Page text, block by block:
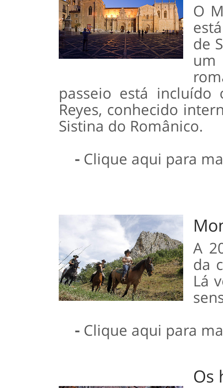
O
de
passeio está
Reyes, conhecido
Sistina do Românico.
- Clique aqui para
A
da
Lá
- Clique aqui para
Os